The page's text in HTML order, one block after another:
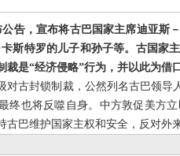
公告，宣布将古巴国家主席迪亚
斯特罗的儿子和孙子等。古国家
裁是“经济侵略”行为，并以此为
对古封锁制裁，公然列名古巴领
终也将反噬自身。中方敦促美方
古巴维护国家主权和安全，反对外